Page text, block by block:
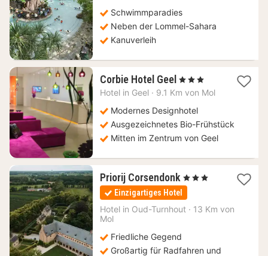
109
€
Schwimmparadies
Neben der Lommel-Sahara
Kanuverleih
Corbie Hotel Geel 1
Nacht
190
€
, 3 Sterne
Hotel in Geel · 9.1 Km von Mol
Modernes Designhotel
Ausgezeichnetes Bio-Frühstück
Mitten im Zentrum von Geel
Priorij Corsendonk 1
Nacht
ab
106,59
, 3 Sterne
Einzigartiges Hotel
Hotel in Oud-Turnhout · 13 Km von
Mol
Friedliche Gegend
Großartig für Radfahren und